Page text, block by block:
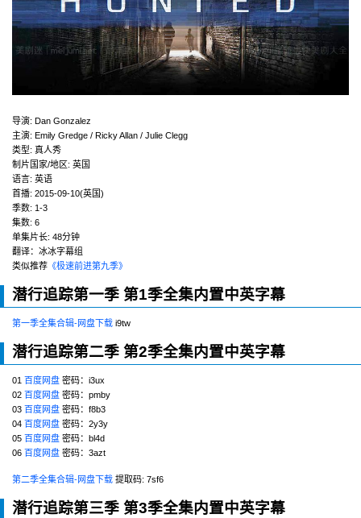
导演: Dan Gonzalez
主演: Emily Gredge / Ricky Allan / Julie Clegg
类型: 真人秀
制片国家/地区: 英国
语言: 英语
首播: 2015-09-10(英国)
季数: 1-3
集数: 6
单集片长: 48分钟
翻译：冰冰字幕组
类似推荐 《极速前进第九季》
潜行追踪第一季 第1季全集内置中英字幕
第一季全集合辑-网盘下载 i9tw
潜行追踪第二季 第2季全集内置中英字幕
01 百度网盘 密码：i3ux
02 百度网盘 密码：pmby
03 百度网盘 密码：f8b3
04 百度网盘 密码：2y3y
05 百度网盘 密码：bl4d
06 百度网盘 密码：3azt
第二季全集合辑-网盘下载 提取码: 7sf6
潜行追踪第三季 第3季全集内置中英字幕